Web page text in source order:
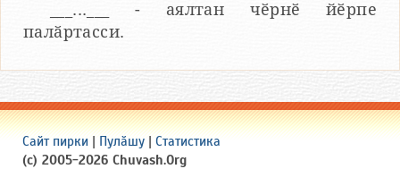
___...___ - аялтан чӗрнӗ йӗрпе
палӑртасси.
Сайт пирки | Пулӑшу | Статистика
(c) 2005-2026 Chuvash.Org